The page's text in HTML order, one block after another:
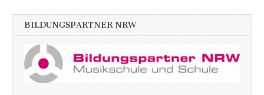
BILDUNGSPARTNER NRW